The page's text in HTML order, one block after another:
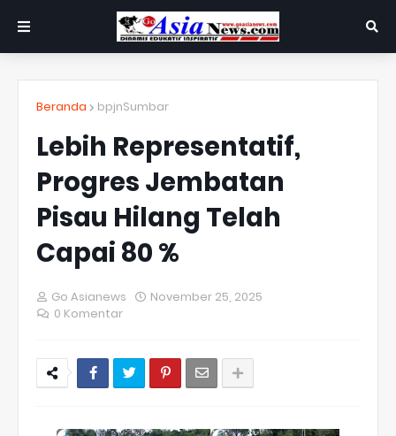
Beranda bpjnSumbar
Lebih Representatif,
Progres Jembatan
Pisau Hilang Telah
Capai 80 %
Go Asianews
November 25, 2025
0 Komentar